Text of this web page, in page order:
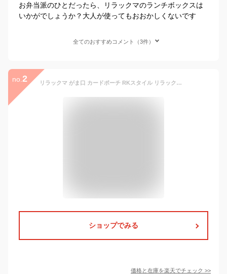
お弁当派のひとだったら、リラックマのランチボックスは
いかがでしょうか？大人が使ってもおおかしくないです
全てのおすすめコメント（3件）
no. 2 リラックマ がま口 カードポーチ RKスタイル リラックマ グッズ 大人向け 新 商品 ミニ財布 コンパクト財布 キャッシュレス プレゼント ギフト 誕生日 記念日 新入学 新学期 新生活 就職祝い 入学祝い ハロウィン クリスマス ラッピング無料 【 rk0053 】
ショップでみる
価格と在庫を楽天でチェック >>